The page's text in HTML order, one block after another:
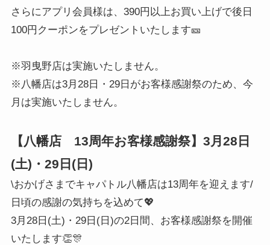
さらにアプリ会員様は、390円以上お買い上げで後日
100円クーポンをプレゼントいたします🎫
※羽曳野店は実施いたしません。
※八幡店は3月28日・29日がお客様感謝祭のため、今
月は実施いたしません。
【八幡店 13周年お客様感謝祭】3月28日
(土)・29日(日)
\おかげさまでキャパトル八幡店は13周年を迎えます/
日頃の感謝の気持ちを込めて💖
3月28日(土)・29日(日)の2日間、お客様感謝祭を開催
いたします👏🎊